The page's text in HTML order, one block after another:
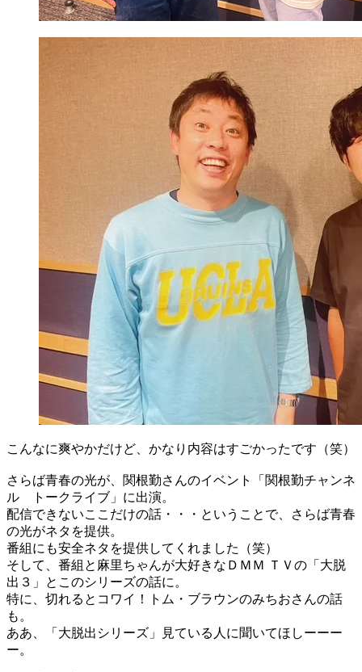
こんなに爽やかだけど、かなり内容はすごかったです（笑）
さらば青春の光が、関根勤さんのイベント「関根勤チャンネ
ル トークライブ」に出演。
配信できないここだけの話・・・ということで、さらば青春
の光がネタを提供。
番組にも安全ネタを提供してくれました（笑）
そして、番組と麻里ちゃんが大好きなＤＭＭ ＴＶの「大脱
出３」とこのシリーズの話に。
特に、切れるとコワイ！トム・ブラウンのみちおさんの話
も。
ああ、「大脱出シリーズ」見ている人に聞いてほしーーー
ー。